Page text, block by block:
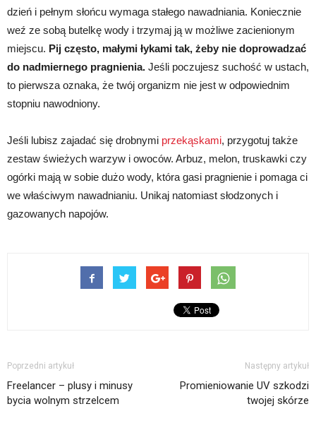
dzień i pełnym słońcu wymaga stałego nawadniania. Koniecznie
weź ze sobą butelkę wody i trzymaj ją w możliwe zacienionym
miejscu. Pij często, małymi łykami tak, żeby nie doprowadzać
do nadmiernego pragnienia. Jeśli poczujesz suchość w ustach,
to pierwsza oznaka, że twój organizm nie jest w odpowiednim
stopniu nawodniony.
Jeśli lubisz zajadać się drobnymi przekąskami, przygotuj także
zestaw świeżych warzyw i owoców. Arbuz, melon, truskawki czy
ogórki mają w sobie dużo wody, która gasi pragnienie i pomaga ci
we właściwym nawadnianiu. Unikaj natomiast słodzonych i
gazowanych napojów.
Poprzedni artykuł
Freelancer – plusy i minusy
bycia wolnym strzelcem
Następny artykuł
Promieniowanie UV szkodzi
twojej skórze